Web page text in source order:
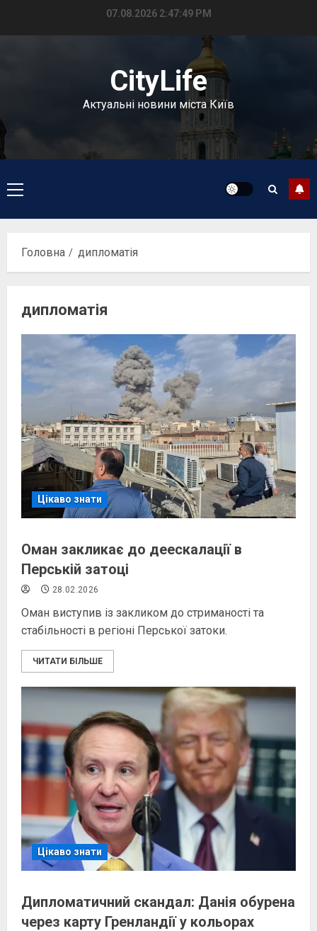
07.08.2026 2:47:50 PM
CityLife
Актуальні новини міста Київ
Головне
меню
Головна дипломатія
дипломатія
Цікаво знати
Оман закликає до деескалації в
Перській затоці
28.02.2026
Оман виступив із закликом до стриманості та
стабільності в регіоні Перської затоки.
ЧИТАТИ БІЛЬШЕ
Цікаво знати
Дипломатичний скандал: Данія обурена
через карту Гренландії у кольорах